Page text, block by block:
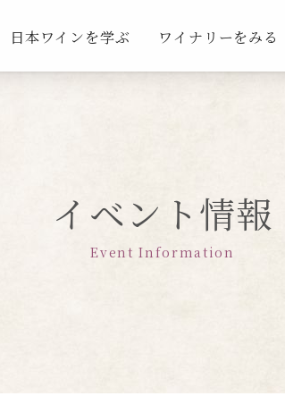
日本ワインを学ぶ ワイナリーをみる
イベント情報
Event Information